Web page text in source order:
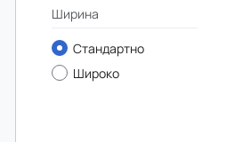
Ширина
Стандартно
Широко